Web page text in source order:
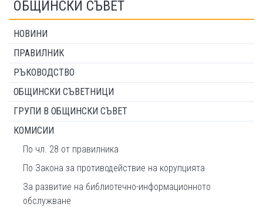
ОБЩИНСКИ СЪВЕТ
НОВИНИ
ПРАВИЛНИК
РЪКОВОДСТВО
ОБЩИНСКИ СЪВЕТНИЦИ
ГРУПИ В ОБЩИНСКИ СЪВЕТ
КОМИСИИ
По чл. 28 от правилника
По Закона за противодействие на корупцията
За развитие на библиотечно-информационното
обслужване